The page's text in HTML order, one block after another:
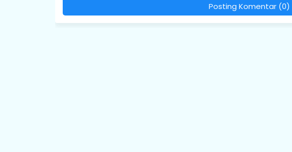
Posting Komentar (0)